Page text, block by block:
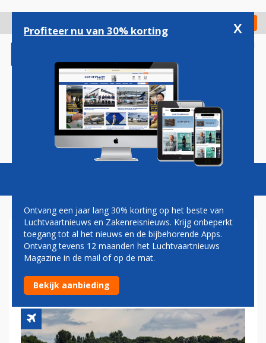
gaan
Check in
Magazine Podcasts Vacatures
'NOODLIJDENDE KLM-
PARTNER GOL OVERWEEGT
CHAPTER 11-PROCEDURE'
Profiteer nu van 30% korting x
Ontvang een jaar lang 30% korting op het beste van
Luchtvaartnieuws en Zakenreisnieuws. Krijg onbeperkt
toegang tot al het nieuws en de bijbehorende Apps.
Ontvang tevens 12 maanden het Luchtvaartnieuws
Magazine in de mail of op de mat.
Bekijk aanbieding